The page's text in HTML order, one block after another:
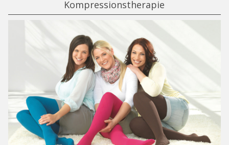
Kompressionstherapie